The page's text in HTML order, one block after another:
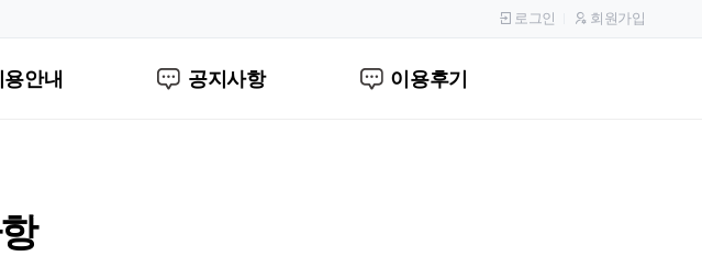
로그인 회원가입
용안내 공지사항 이용후기